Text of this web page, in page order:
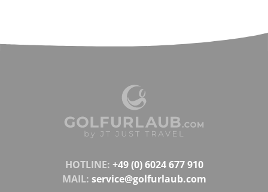
HOTLINE: +49 (0) 6024 677 910
MAIL: service@golfurlaub.com